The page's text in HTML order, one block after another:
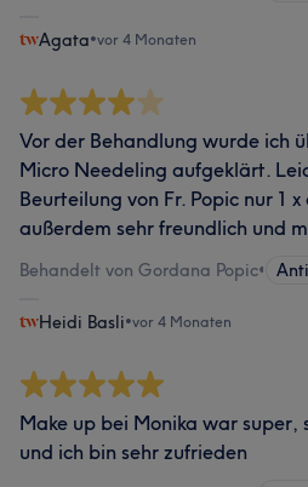
Agata•vor 4 Monaten
Vor der Behandlung wurde ich
Micro Needeling aufgeklärt.
Beurteilung von Fr. Popic nur 1
außerdem sehr freundlich und
Behandelt von Gordana Popic•
Heidi Basli•vor 4 Monaten
Make up bei Monika war
und ich bin sehr zufrieden